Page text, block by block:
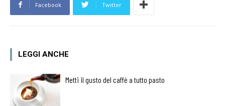
Facebook Twitter
LEGGI ANCHE
Metti il gusto del caffè a tutto pasto